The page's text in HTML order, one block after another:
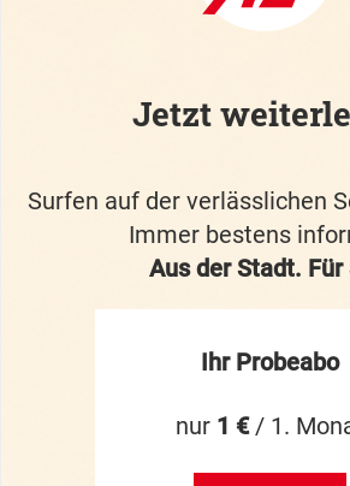
Jetzt
Surfen auf der verlässlichen
Immer bestens
Aus der Stadt. Für
Ihr Probeabo
nur 1 €/ 1.